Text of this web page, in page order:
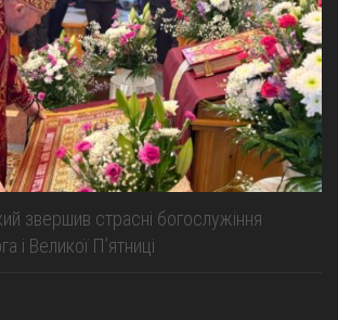
звершив страсні богослужіння
і Великої Пʼятниці